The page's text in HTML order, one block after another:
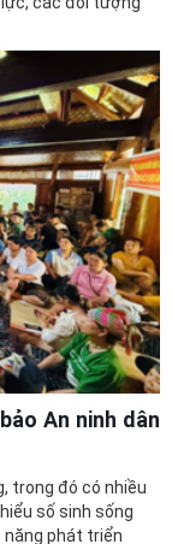
An ninh dân
trong đó có nhiều
số sinh sống
năng phát triển
dân tộc. Các xã